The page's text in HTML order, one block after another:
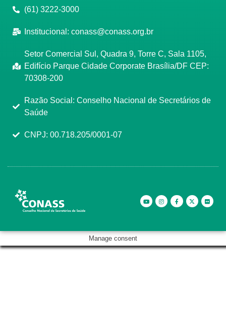
(61) 3222-3000
Institucional: conass@conass.org.br
Setor Comercial Sul, Quadra 9, Torre C, Sala 1105,
Edifício Parque Cidade Corporate Brasília/DF CEP:
70308-200
Razão Social: Conselho Nacional de Secretários de
Saúde
CNPJ: 00.718.205/0001-07
Manage consent